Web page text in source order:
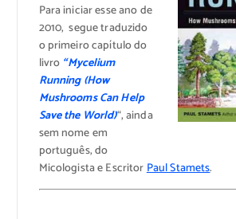
Para iniciar esse ano de
2010, segue traduzido
o primeiro capítulo do
livro “Mycelium
Running (How
Mushrooms Can Help
Save the World)“, ainda
sem nome em
português, do
Micologista e EscritorPaul Stamets.